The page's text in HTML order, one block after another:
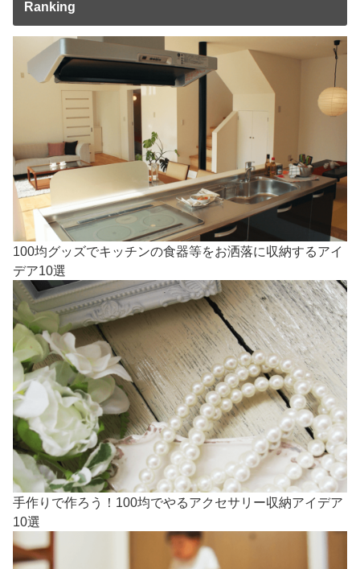
Ranking
100均グッズでキッチンの食器等をお洒落に収納するアイ
デア10選
手作りで作ろう！100均でやるアクセサリー収納アイデア
10選